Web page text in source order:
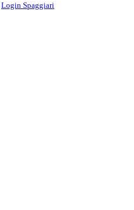
Login Spaggiari